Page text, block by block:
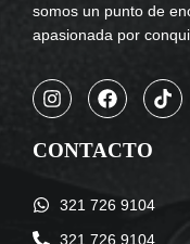
somos un punto de
apasionada por
CONTACTO
321 726 9104
321 726 9104